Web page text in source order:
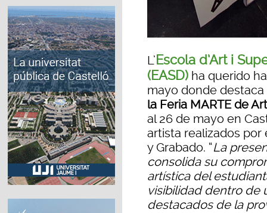
L’ Escola d’Art i
(EASD) ha querido
mayo donde destaca
la Feria MARTE de
al 26 de mayo en
artista realizados por
y Grabado. “La
consolida su
artística del
visibilidad dentro de
destacados de la